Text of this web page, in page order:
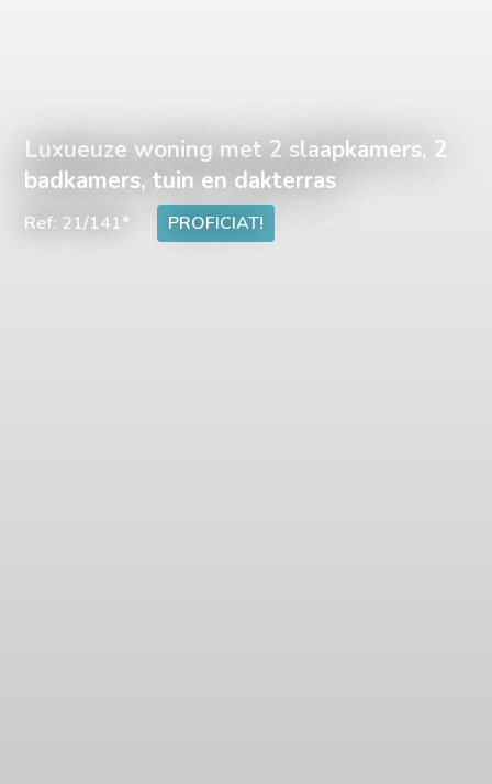
Luxueuze woning met 2 slaapkamers, 2
badkamers, tuin en dakterras
Ref: 21/141* PROFICIAT!